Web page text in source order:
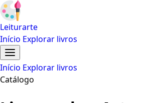
Leiturarte
Início Explorar livros
Início Explorar livros
Catálogo